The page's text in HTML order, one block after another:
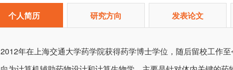
个人简历 研究方向 发表论文
2012年在上海交通大学药学院获得药学博士学位，随后留校工作